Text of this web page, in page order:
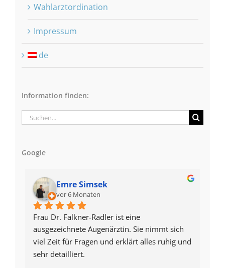
Wahlarztordination
Impressum
de
Information finden:
Suche
Google
Emre Simsek
vor 6 Monaten
Frau Dr. Falkner-Radler ist eine
ausgezeichnete Augenärztin. Sie nimmt sich
viel Zeit für Fragen und erklärt alles ruhig und
sehr detailliert.